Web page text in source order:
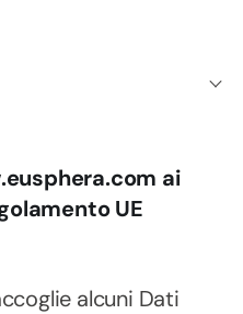
ai
UE
alcuni Dati